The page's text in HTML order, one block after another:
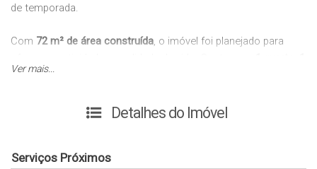
de temporada.
Com 72 m² de área construída, o imóvel foi planejado para
banheiroe um ambiente aconchegante, perfeito para quem
praias mais bonitas da região.
totalmente fechado, garantindo mais privacidade e segurança.
Ver mais...
Detalhes do Imóvel
Serviços Próximos